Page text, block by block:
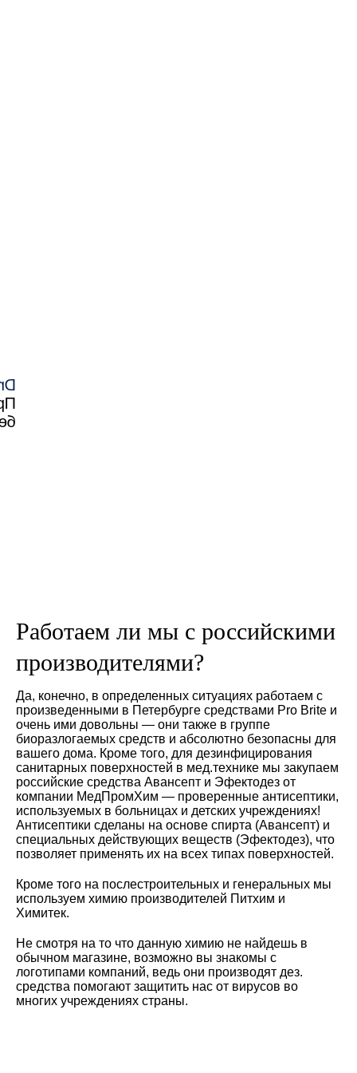
и
Работаем ли мы с российскими
производителями?
Да, конечно, в определенных ситуациях работаем с
произведенными в Петербурге средствами Pro Brite и
очень ими довольны — они также в группе
биоразлогаемых средств и абсолютно безопасны для
вашего дома. Кроме того, для дезинфицирования
санитарных поверхностей в мед.технике мы закупаем
российские средства Авансепт и Эфектодез от
компании МедПромХим — проверенные антисептики,
используемых в больницах и детских учреждениях!
Антисептики сделаны на основе спирта (Авансепт) и
специальных действующих веществ (Эфектодез), что
позволяет применять их на всех типах поверхностей.
Кроме того на послестроительных и генеральных мы
используем химию производителей Питхим и
Химитек.
Не смотря на то что данную химию не найдешь в
обычном магазине, возможно вы знакомы с
логотипами компаний, ведь они производят дез.
средства помогают защитить нас от вирусов во
многих учреждениях страны.